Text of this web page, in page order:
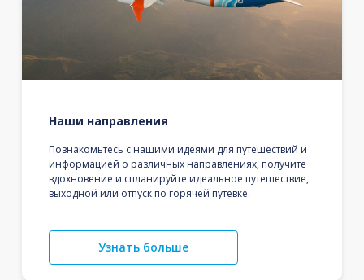
Наши направления
Познакомьтесь с нашими идеями для путешествий и
информацией о различных направлениях, получите
вдохновение и спланируйте идеальное путешествие,
выходной или отпуск по горячей путевке.
Узнать больше